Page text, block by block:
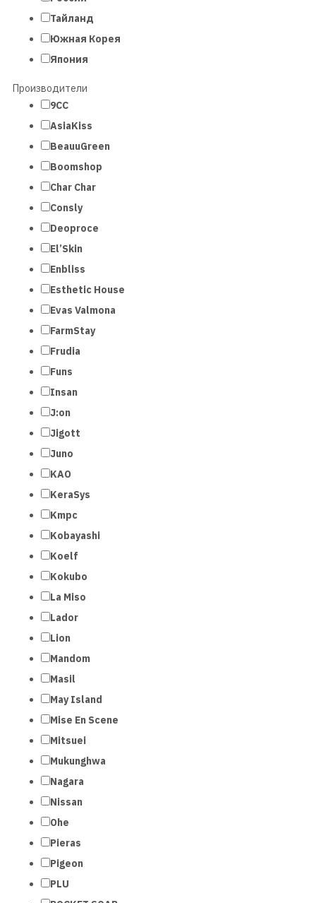
Тайланд
Южная Корея
Япония
Производители
9СС
AsiaKiss
BeauuGreen
Boomshop
Char Char
Consly
Deoproce
El’Skin
Enbliss
Esthetic House
Evas Valmona
FarmStay
Frudia
Funs
Insan
J:on
Jigott
Juno
KAO
KeraSys
Kmpc
Kobayashi
Koelf
Kokubo
La Miso
Lador
Lion
Mandom
Masil
May Island
Mise En Scene
Mitsuei
Mukunghwa
Nagara
Nissan
Ohe
Pieras
Pigeon
PLU